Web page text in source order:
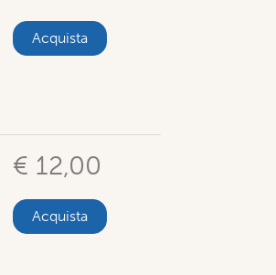
Acquista
€ 12,00
Acquista